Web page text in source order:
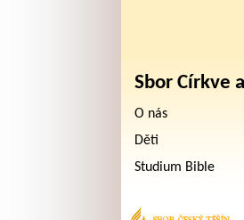
Sbor Církve
O nás
Děti
Studium Bible